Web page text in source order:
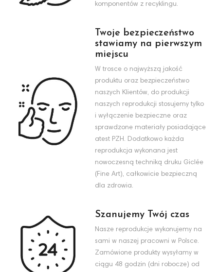
komponentów z recyklingu.
Twoje bezpieczeństwo
stawiamy na pierwszym
miejscu
W trosce o najwyższą jakość
produktu oraz bezpieczeństwo
naszych Klientów, do produkcji
naszych reprodukcji stosujemy tylko
i wyłączenie bezpieczne oraz
sprawdzone materiały posiadające
atest PZH. Dodatkowo każda
reprodukcja wykonana jest
nowoczesną techniką druku Giclée
(Fine Art), całkowicie bezpieczną
dla zdrowia.
Szanujemy Twój czas
Nasze reprodukcje wykonujemy na
sami w naszej pracowni w Polsce.
Zamówione produkty wysyłamy w
ciągu 48 godzin (dni robocze) od